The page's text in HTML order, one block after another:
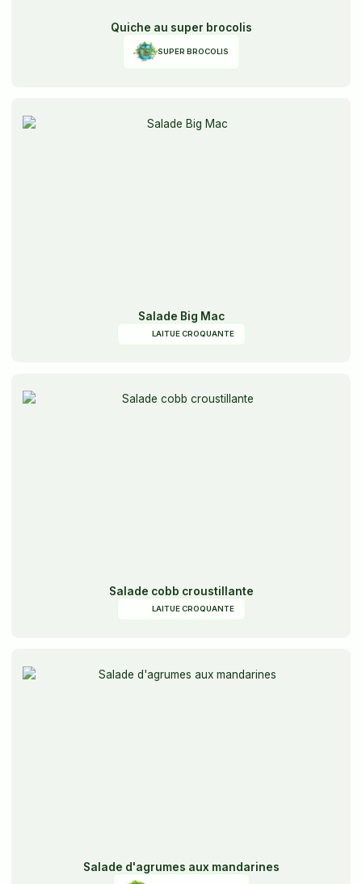
Quiche au super brocolis
SUPER BROCOLIS
Salade Big Mac
LAITUE CROQUANTE
Salade cobb croustillante
LAITUE CROQUANTE
Salade d'agrumes aux mandarines